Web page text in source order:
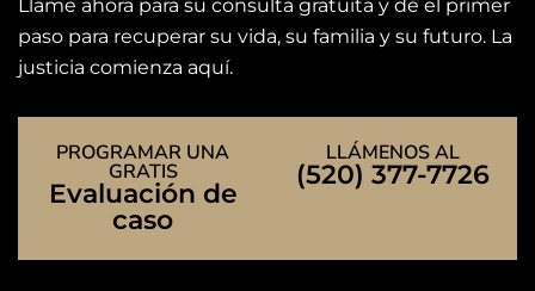
Llame ahora para su consulta gratuita y dé el primer
paso para recuperar su vida, su familia y su futuro. La
justicia comienza aquí.
PROGRAMAR UNA
GRATIS
Evaluación de
caso
LLÁMENOS AL
(520) 377-7726